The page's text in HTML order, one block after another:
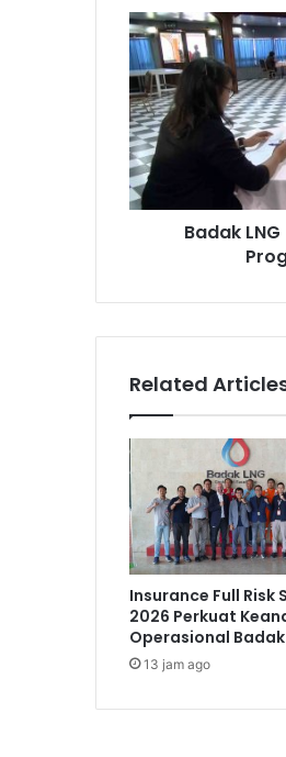
Badak
LNG
Buka
Pendaftaran
Program
BAFCO
Badak
Related
Insurance Full Risk
2026 Perkuat
Operasional Badak
13 jam ago